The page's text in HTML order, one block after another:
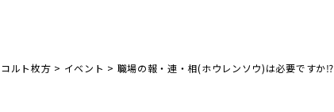
ルト枚方 > イベント > 職場の報・連・相(ホウレンソウ)は必要ですか⁉️